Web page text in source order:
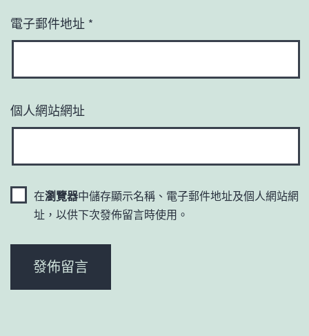
電子郵件地址 *
個人網站網址
在瀏覽器中儲存顯示名稱、電子郵件地址及個人網站網
址，以供下次發佈留言時使用。